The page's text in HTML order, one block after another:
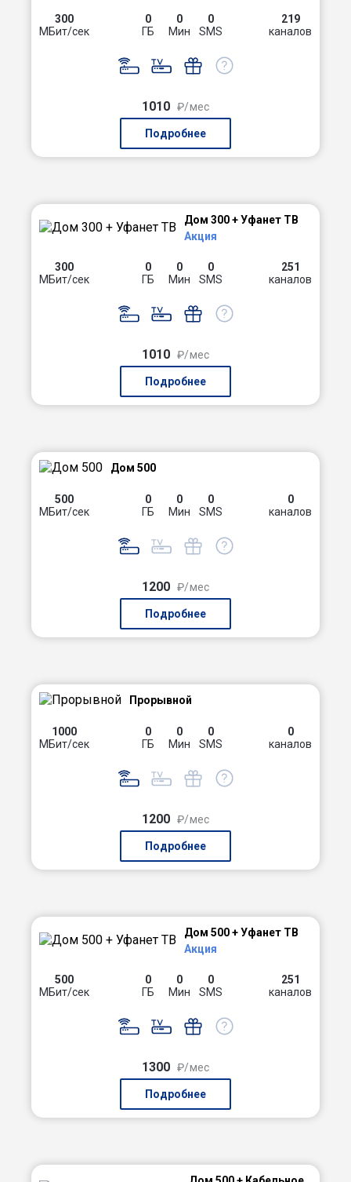
300
МБит/сек
0
ГБ
0
Мин
0
SMS
219
каналов
1010 ₽/мес
Подробнее
Дом 300 + Уфанет ТВ
Акция
300
МБит/сек
0
ГБ
0
Мин
0
SMS
251
каналов
1010 ₽/мес
Подробнее
Дом 500
500
МБит/сек
0
ГБ
0
Мин
0
SMS
0
каналов
1200 ₽/мес
Подробнее
Прорывной
1000
МБит/сек
0
ГБ
0
Мин
0
SMS
0
каналов
1200 ₽/мес
Подробнее
Дом 500 + Уфанет ТВ
Акция
500
МБит/сек
0
ГБ
0
Мин
0
SMS
251
каналов
1300 ₽/мес
Подробнее